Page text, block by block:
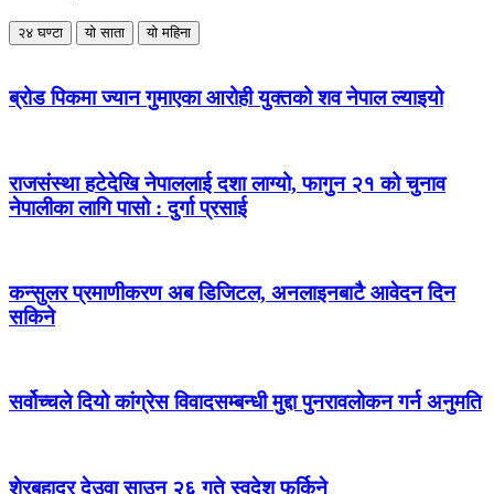
२४ घण्टा यो साता यो महिना
ब्रोड पिकमा ज्यान गुमाएका आरोही युक्तको शव नेपाल ल्याइयो
राजसंस्था हटेदेखि नेपाललाई दशा लाग्यो, फागुन २१ को चुनाव
नेपालीका लागि पासो : दुर्गा प्रसाई
कन्सुलर प्रमाणीकरण अब डिजिटल, अनलाइनबाटै आवेदन दिन
सकिने
सर्वोच्चले दियो कांग्रेस विवादसम्बन्धी मुद्दा पुनरावलोकन गर्न अनुमति
शेरबहादुर देउवा साउन २६ गते स्वदेश फर्किने